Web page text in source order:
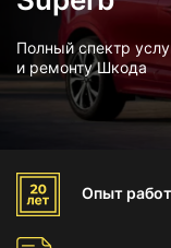
Полный спектр
и ремонту Шкода
Опыт